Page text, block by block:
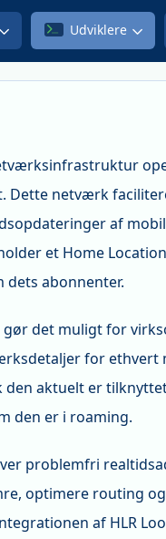
Udviklere
netværk
af
et Home
abonnenter.
gør det muligt for
for
aktuelt er
den er i roaming.
problemfri
optimere routing
af HLR